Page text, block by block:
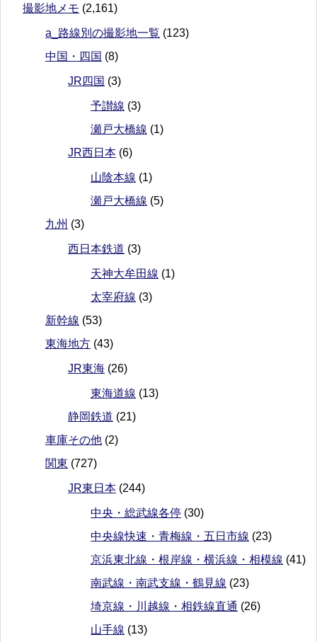
撮影地メモ (2,161)
a_路線別の撮影地一覧 (123)
中国・四国 (8)
JR四国 (3)
予讃線 (3)
瀬戸大橋線 (1)
JR西日本 (6)
山陰本線 (1)
瀬戸大橋線 (5)
九州 (3)
西日本鉄道 (3)
天神大牟田線 (1)
太宰府線 (3)
新幹線 (53)
東海地方 (43)
JR東海 (26)
東海道線 (13)
静岡鉄道 (21)
車庫その他 (2)
関東 (727)
JR東日本 (244)
中央・総武線各停 (30)
中央線快速・青梅線・五日市線 (23)
京浜東北線・根岸線・横浜線・相模線 (41)
南武線・南武支線・鶴見線 (23)
埼京線・川越線・相鉄線直通 (26)
山手線 (13)